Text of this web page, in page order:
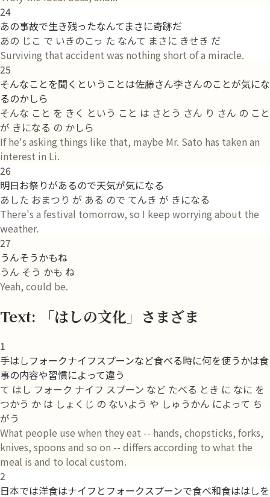
24
あの事故で生き残ったなんてまさに奇跡だ
あの じこ で いきのこっ た なんて まさに きせき だ
Surviving that accident was nothing short of a miracle.
25
そんなことを聞くということは佐藤さん李さんのことが気にな
るのかしら
そんな こと を きく という こと は さとう さん り さん の こと
が きになる の かしら
If he's asking things like that, maybe Mr. Sato has taken an
interest in Li.
26
明日お祭りがあるので天気が気になる
あした おまつり が ある ので てんき が きになる
There's a festival tomorrow, so I keep worrying about the
weather.
27
うんそうかもね
うん そう かも ね
Yeah, could be.
Text: 「はしの文化」さまざま
1
手はしフォークナイフスプーンなど食べる時に何を使うかは食
事の内容や習慣によって違う
て はし フォーク ナイフ スプーン など たべる とき に なに を
つかう か は しょくじ の ないよう や しゅうかん によって ち
がう
What people use when they eat -- hands, chopsticks, forks,
knives, spoons and so on -- differs according to what the
meal is and to local custom.
2
日本では洋食はナイフとフォークスプーンで食べ和食ははしを